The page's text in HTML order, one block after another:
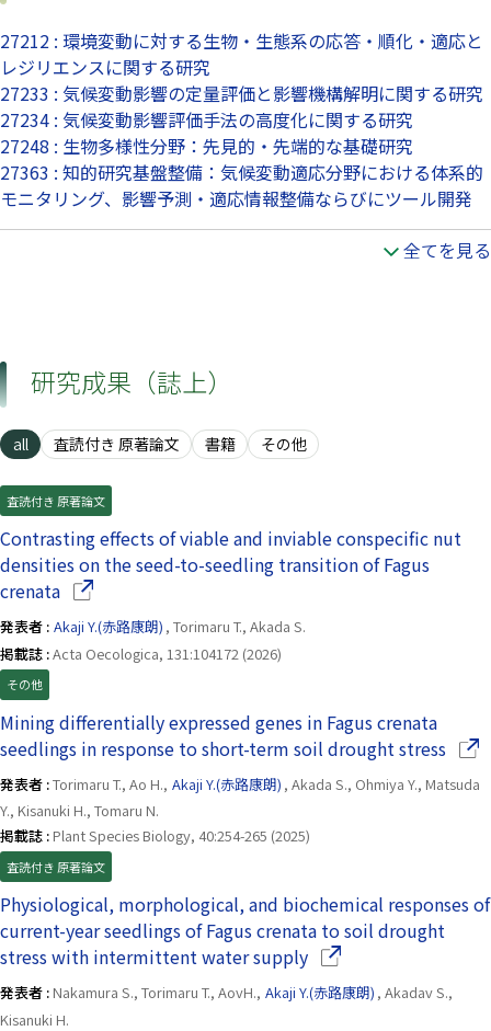
27212 : 環境変動に対する生物・生態系の応答・順化・適応と
レジリエンスに関する研究
27233 : 気候変動影響の定量評価と影響機構解明に関する研究
27234 : 気候変動影響評価手法の高度化に関する研究
27248 : 生物多様性分野：先見的・先端的な基礎研究
27363 : 知的研究基盤整備：気候変動適応分野における体系的
モニタリング、影響予測・適応情報整備ならびにツール開発
全てを見る
研究成果（誌上）
all 査読付き 原著論文 書籍 その他
査読付き 原著論文
Contrasting effects of viable and inviable conspecific nut
densities on the seed-to-seedling transition of Fagus
crenata（別ウインドウで開きます）
発表者 : Akaji Y.(赤路康朗) , Torimaru T., Akada S.
掲載誌 :Acta Oecologica, 131:104172 (2026)
その他
Mining differentially expressed genes in Fagus crenata
seedlings in response to short-term soil drought stress（別
発表者 :Torimaru T., Ao H., Akaji Y.(赤路康朗) , Akada S., Ohmiya Y., Matsuda
Y., Kisanuki H., Tomaru N.
掲載誌 : Plant Species Biology, 40:254-265 (2025)
査読付き 原著論文
Physiological, morphological, and biochemical responses of
current-year seedlings of Fagus crenata to soil drought
stress with intermittent water supply（別ウインドウで開き
発表者 : Nakamura S., Torimaru T., AovH., Akaji Y.(赤路康朗) , Akadav S.,
Kisanuki H.